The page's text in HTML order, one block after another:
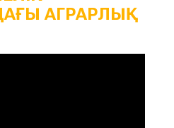
АГРАРЛЫҚ